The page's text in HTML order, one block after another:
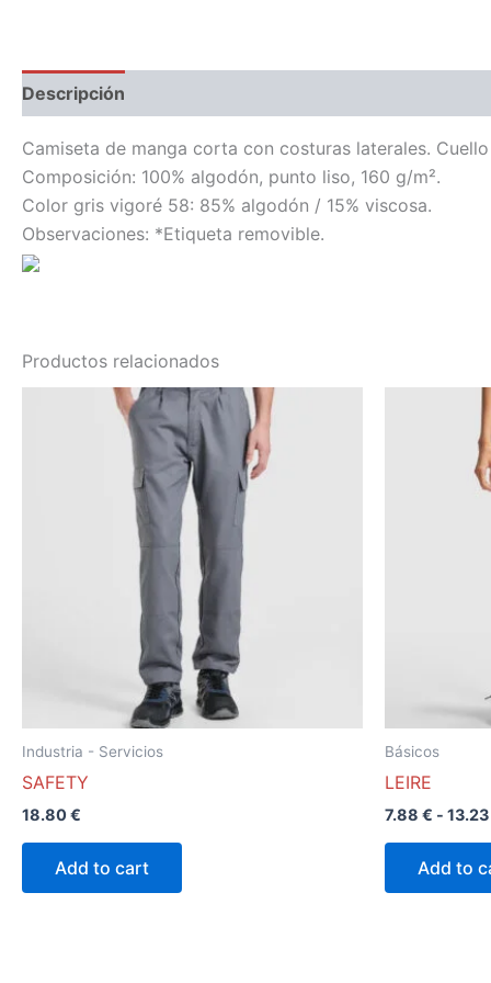
Descripción
Camiseta de manga corta con costuras laterales.
Composición: 100% algodón, punto liso, 160 g/m².
Color gris vigoré 58: 85% algodón / 15% viscosa.
Observaciones: *Etiqueta removible.
Productos relacionados
Industria - Servicios
SAFETY
18.80€
Add to cart
Este
producto
tiene
múltiples
variantes.
Las
opciones
se
pueden
elegir
en
la
Básicos
LEIRE
7.88 € - 13.23
Add to